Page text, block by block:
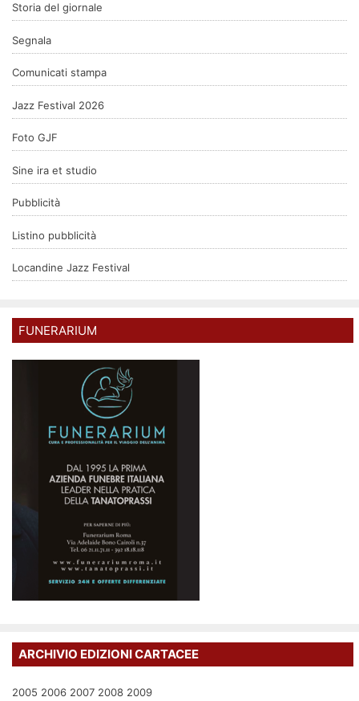
Storia del giornale
Segnala
Comunicati stampa
Jazz Festival 2026
Foto GJF
Sine ira et studio
Pubblicità
Listino pubblicità
Locandine Jazz Festival
FUNERARIUM
ARCHIVIO EDIZIONI CARTACEE
2005 2006 2007 2008 2009